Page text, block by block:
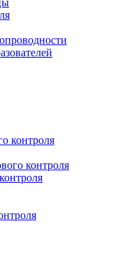
контроля
контроля